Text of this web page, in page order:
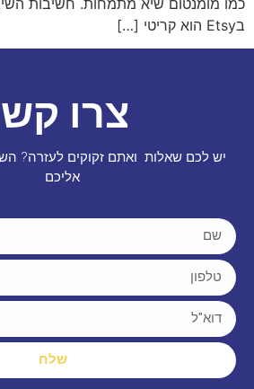
בEtsy הוא קריטי […]
צרו
יש לכם שאלות ואתם זקוקים לעזרה?
אליכם
שלח